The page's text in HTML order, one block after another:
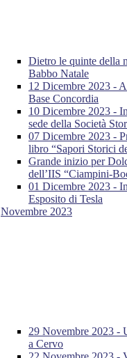
Dietro le quinte della
Babbo Natale
12 Dicembre 2023 -
Base Concordia
10 Dicembre 2023 -
sede della Società
07 Dicembre 2023 -
libro “Sapori Storici
Grande inizio per
dell’IIS “Ciampini-
01 Dicembre 2023 -
Esposito di Tesla
Novembre 2023
29 Novembre 2023 -
a Cervo